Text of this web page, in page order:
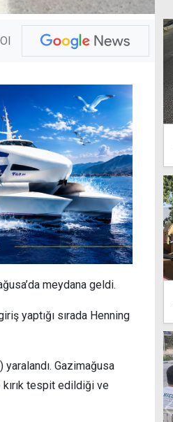
meydana geldi.
yaptığı sırada Henning
Gazimağusa
kırık tespit edildiği ve